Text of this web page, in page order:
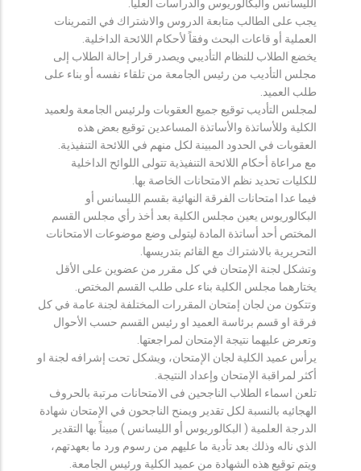
الليسانس والبكالوريوس والدراسات العليا.
يجب على الطالب متابعة الدروس والاشتراك في التمرينات
العملية أو قاعات البحث وفقاً لأحكام اللائحة الداخلية.
يخضع الطلاب للنظام التأديبي ويصدر قرار إحالة الطلاب إلى
مجلس التأديب من رئيس الجامعة من تلقاء نفسه أو بناء على
طلب العميد.
لمجلس التأديب توقيع جميع العقوبات ولرئيس الجامعة ولعميد
الكلية وللأساتذة والأساتذة المساعدين توقيع بعض هذه
العقوبات في الحدود المبينة لكل منهم في اللائحة التنفيذية.
مع مراعاة أحكام اللائحة التنفيذية تتولى اللوائح الداخلية
للكليات تحديد نظم الامتحانات الخاصة بها.
فيما عدا امتحانات الفرقة النهائية بقسم الليسانس أو
البكالوريوس يعين مجلس الكلية بعد أخذ رأي مجلس القسم
المختص أحد أساتذة المادة ليتولى وضع موضوعات الامتحانات
التحريرية بالاشتراك مع القائم بتدريسها.
وتشكل لجنة الإمتحان في كل مقرر من عضوين على الأقل
يختارهما مجلس الكلية بناء على طلب القسم المختص.
وتتكون من لجان إمتحان المقررات المختلفة لجنة عامة في كل
فرقة او قسم برئاسة العميد او رئيس القسم حسب الأحوال
وتعرض عليهما نتيجة الإمتحان لمراجعتها.
يرأس عميد الكلية لجان الإمتحان، ويشكل تحت إشرافه لجنة او
أكثر لمراقبة الإمتحان وإعداد النتيجة.
تلعن اسماء الطلاب الناجحين فى الامتحانات مرتبة بالحروف
الهجائيه بالنسبة لكل تقدير ويمنح الناجحون في الإمتحان شهادة
الدرجة العلمية ( البكالوريوس أو الليسانس ) مبيناً بها التقدير
الذي ناله وذلك بعد تأدية ما عليهم من رسوم ورد ما بعهدتهم،
ويتم توقيع هذه الشهادة من عميد الكلية ورئيس الجامعة.